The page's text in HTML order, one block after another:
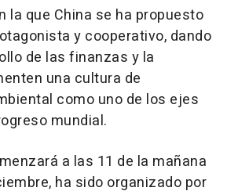
la que China se ha propuesto
y cooperativo, dando
de las finanzas y la
una cultura de
como uno de los ejes
mundial.
a las 11 de la mañana
ha sido organizado por